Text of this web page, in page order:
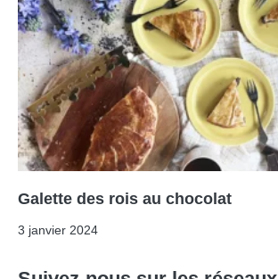
Galette des rois au chocolat
3 janvier 2024